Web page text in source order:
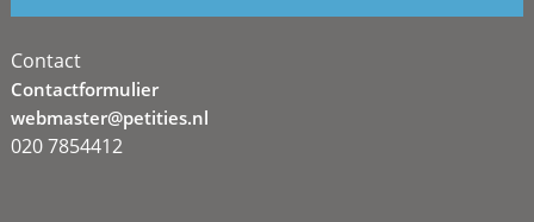
Contact
Contactformulier
webmaster@petities.nl
020 7854412